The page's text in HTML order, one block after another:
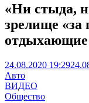
«Ни стыда,
зрелище «за
отдыхающие
24.08.2020 19:29
Авто
ВИДЕО
Общество